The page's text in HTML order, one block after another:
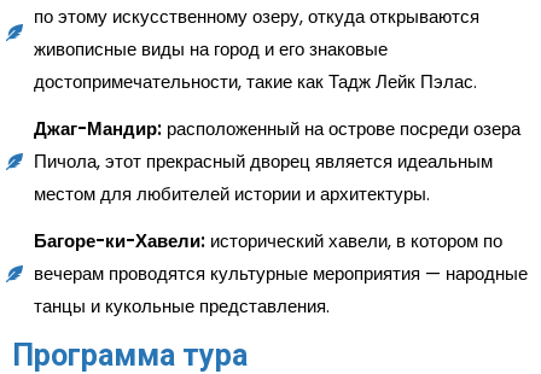
по этому искусственному озеру, откуда открываются
живописные виды на город и его знаковые
достопримечательности, такие как Тадж Лейк Пэлас.
Джаг-Мандир:расположенный на острове посреди озера
Пичола, этот прекрасный дворец является идеальным
местом для любителей истории и архитектуры.
Багоре-ки-Хавели:исторический хавели, в котором по
вечерам проводятся культурные мероприятия — народные
танцы и кукольные представления.
Программа тура